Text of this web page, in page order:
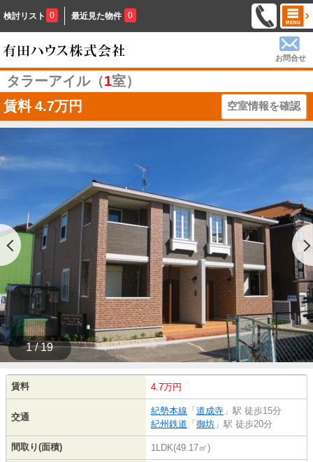
検討リスト 0 最近見た物件 0
お問合せ
タラーアイル（1室）
賃料 4.7万円 空室情報を確認
1 / 19
賃料 4.7万円
交通
紀勢本線 「 道成寺 」駅 徒歩15分
紀州鉄道 「 御坊 」駅 徒歩20分
間取り(面積) 1LDK(49.17㎡)